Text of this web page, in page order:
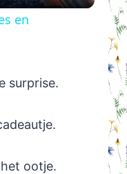
en
surprise.
ootje.